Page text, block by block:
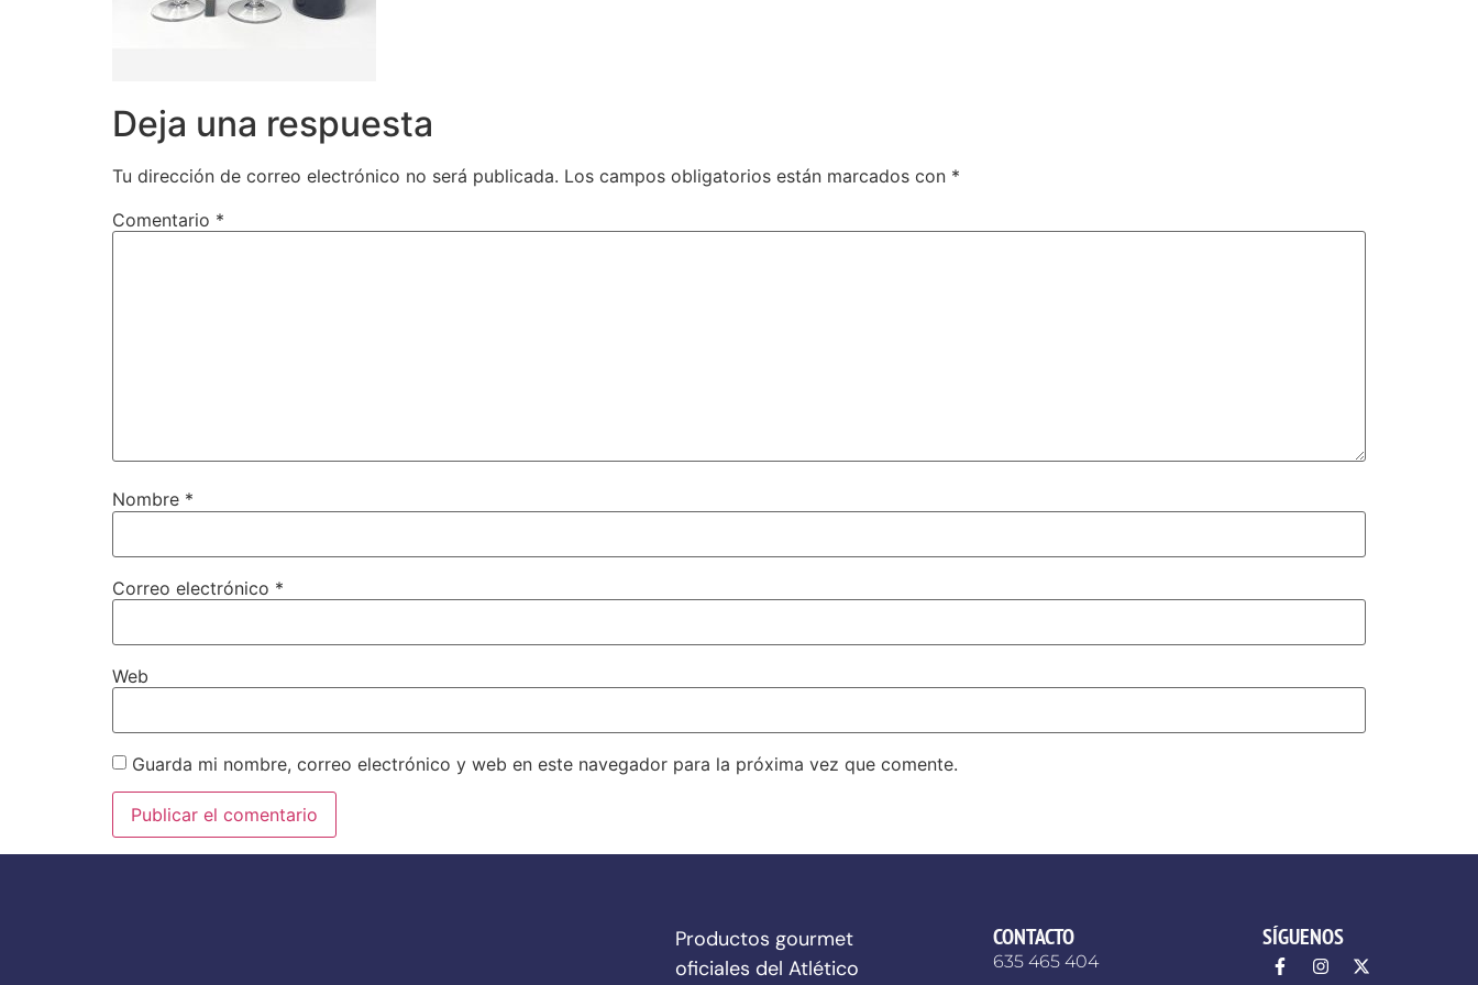
Deja una respuesta
Tu dirección de correo electrónico no será publicada. Los campos obligatorios están marcados con *
Comentario *
Nombre *
Correo electrónico *
Web
Guarda mi nombre, correo electrónico y web en este navegador para la próxima vez que comente.
Productos gourmet
oficiales del Atlético
CONTACTO
635 465 404
SÍGUENOS